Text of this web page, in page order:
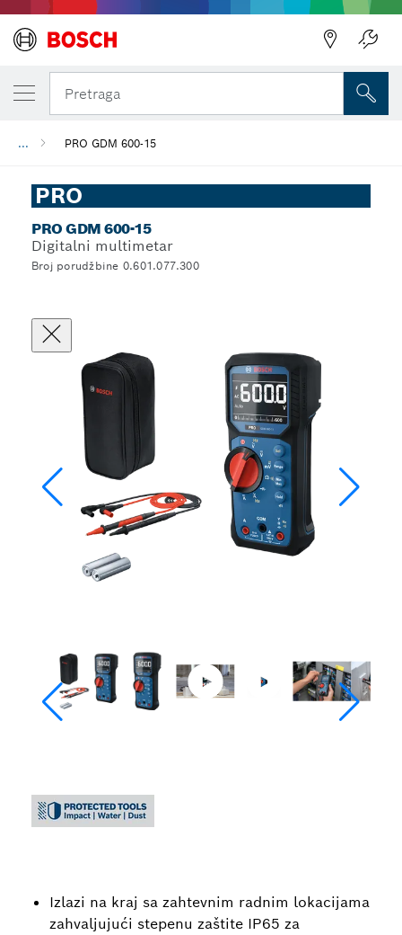
Pretraga
... PRO GDM 600-15
PRO
PRO GDM 600-15
Digitalni multimetar
Broj porudžbine 0.601.077.300
Izlazi na kraj sa zahtevnim radnim lokacijama
zahvaljujući stepenu zaštite IP65 za